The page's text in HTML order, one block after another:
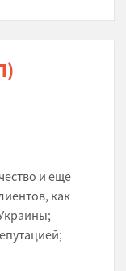
и еще
как